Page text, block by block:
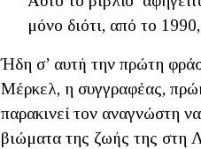
μόνο διότι, από το
Ήδη σ’ αυτή την πρώτη
Μέρκελ, η συγγραφέας,
παρακινεί τον αναγνώστη
βιώματα της ζωής της στη